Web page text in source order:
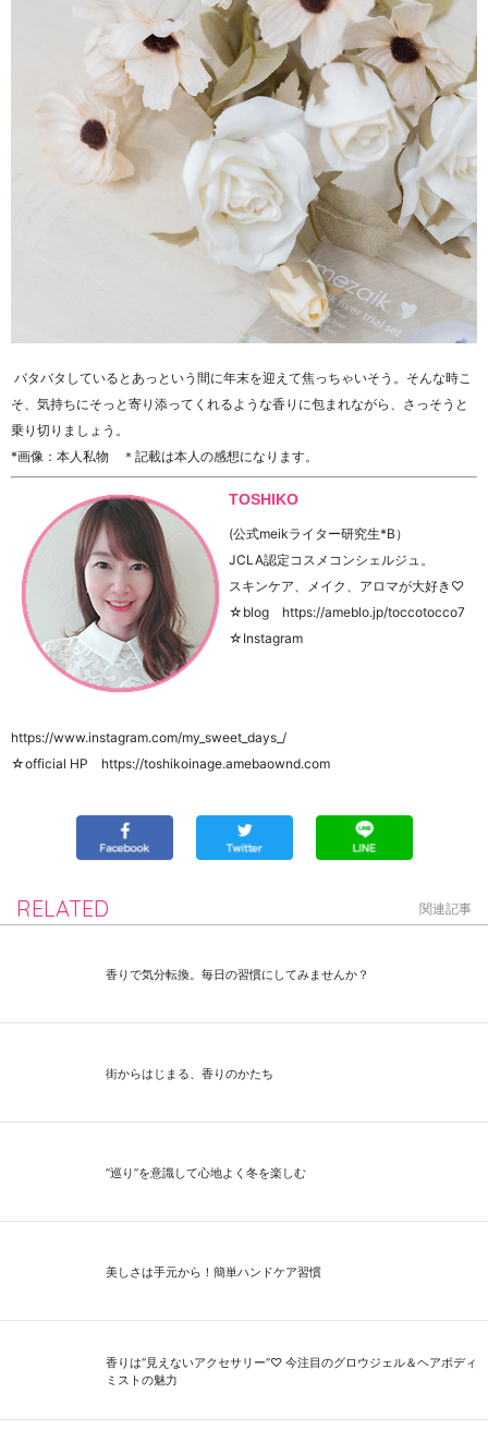
バタバタしているとあっという間に年末を迎えて焦っちゃいそう。そんな時こ
そ、気持ちにそっと寄り添ってくれるような香りに包まれながら、さっそうと
乗り切りましょう。
*画像：本人私物 ＊記載は本人の感想になります。
TOSHIKO
(公式meikライター研究生*B）
JCLA認定コスメコンシェルジュ。
スキンケア、メイク、アロマが大好き♡
☆blog https://ameblo.jp/toccotocco7
☆Instagram
https://www.instagram.com/my_sweet_days_/
☆official HP https://toshikoinage.amebaownd.com
RELATED 関連記事
香りで気分転換。毎日の習慣にしてみませんか？
街からはじまる、香りのかたち
”巡り”を意識して心地よく冬を楽しむ
美しさは手元から！簡単ハンドケア習慣
香りは“見えないアクセサリー”♡ 今注目のグロウジェル＆ヘアボディ
ミストの魅力